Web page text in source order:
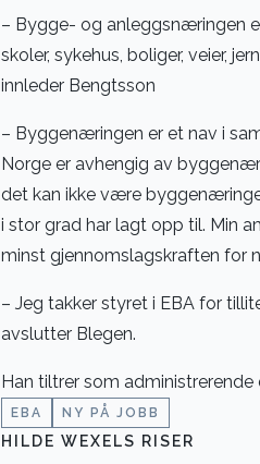
– Bygge- og anleggsnæringen
skoler, sykehus, boliger, veier,
innleder Bengtsson
– Byggenæringen er et nav i
Norge er avhengig av
det kan ikke være
i stor grad har lagt opp til. Min
minst gjennomslagskraften for
– Jeg takker styret i EBA for
avslutter Blegen.
Han tiltrer som administrerende
EBA NY PÅ JOBB
HILDE WEXELS RISER